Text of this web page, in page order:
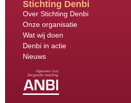
Stichting Denbi
Over Stichting Denbi
Onze organisatie
Wat wij doen
Denbi in actie
Nieuws